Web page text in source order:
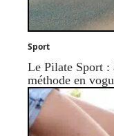
Sport
Le Pilate Sport :
méthode en